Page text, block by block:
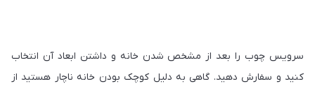
سرویس چوب را بعد از مشخص شدن خانه و داشتن ابعاد آن انتخاب
کنید و سفارش دهید. گاهی به دلیل کوچک بودن خانه ناچار هستید از